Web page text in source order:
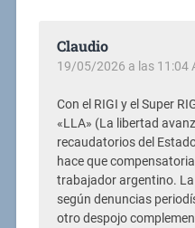
Claudio
19/05/2026 a las 11:04
Con el RIGI y el Super
«LLA» (La libertad
recaudatorios del
hace que
trabajador argentino.
según denuncias
otro despojo